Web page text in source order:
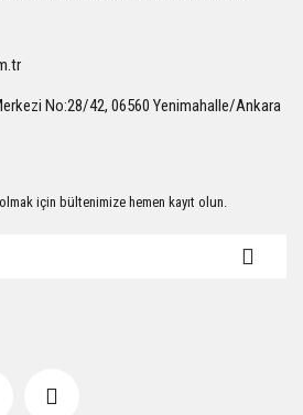
daha pahalı.
Gönder
No:28/42, 06560 Yenimahalle/Ankara
için bültenimize hemen kayıt olun.